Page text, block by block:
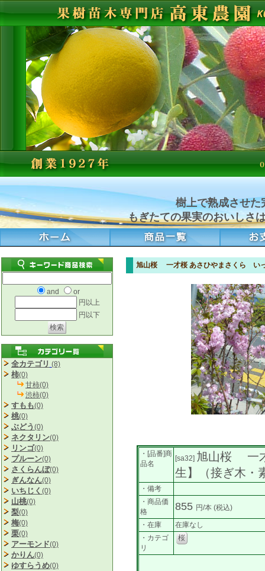
樹上で熟成させた
もぎたての果実のおいしさ
and
or
円以上
円以下
全カテゴリ (8)
柿(0)
甘柿(0)
渋柿(0)
すもも(0)
桃(0)
ぶどう (0)
ネクタリン(0)
リンゴ(0)
プルーン(0)
さくらんぼ(0)
ぎんなん(0)
いちじく (0)
山桃(0)
梨(0)
梅(0)
栗(0)
アーモンド(0)
かりん(0)
ゆすらうめ(0)
旭山桜 一才桜 あさひやまさくら い
・[品番]商
品名
[sa32] 旭山桜 一
生】（接ぎ木
・備考
・商品価
格
855 円/本 (税込)
・在庫
在庫なし
・カテゴ
リ
桜